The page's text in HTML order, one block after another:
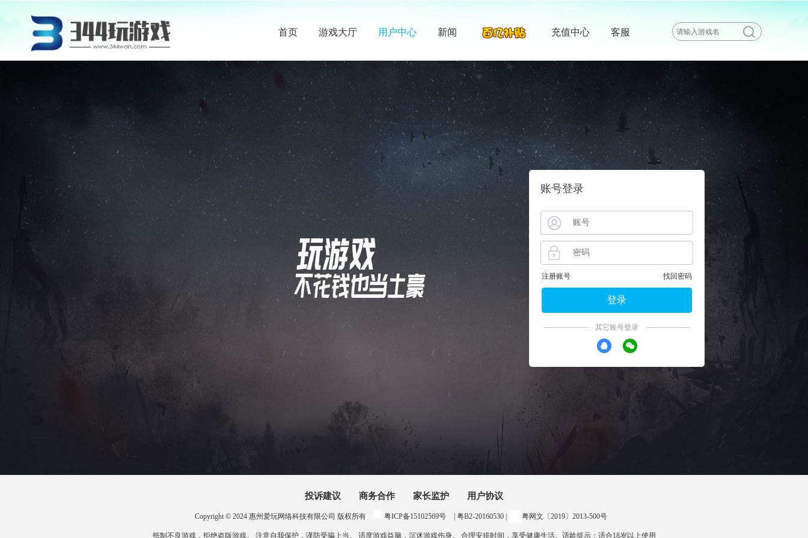
首页 游戏大厅 用户中心 新闻 充值中心 客服
账号登录
注册账号 找回密码
登录
其它账号登录
投诉建议 商务合作 家长监护 用户协议
Copyright © 2024 惠州爱玩网络科技有限公司 版权所有 粤ICP备15102569号 | 粤B2-20160530 | 粤网文〔2019〕2013-500号
抵制不良游戏，拒绝盗版游戏。 注意自我保护，谨防受骗上当。 适度游戏益脑，沉迷游戏伤身。 合理安排时间，享受健康生活。适龄提示：适合18岁以上使用